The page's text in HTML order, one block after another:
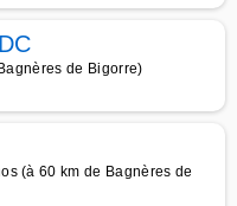
de Bigorre)
(à 60 km de Bagnères de